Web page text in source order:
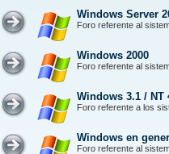
Windows Server
Foro referente al
Windows 2000
Foro referente al
Windows 3.1 / NT
Foro referente a los
Windows en
Foro referente al